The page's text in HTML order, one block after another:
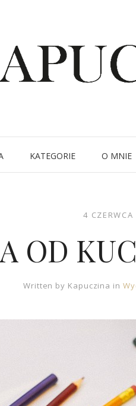
KATEGORIE O MNIE
4 CZERWCA
OD
Written by Kapuczina in